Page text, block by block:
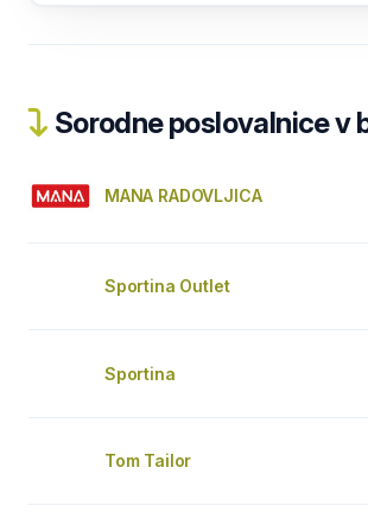
Sorodne poslovalnice v
MANA RADOVLJICA
Sportina Outlet
Sportina
Tom Tailor